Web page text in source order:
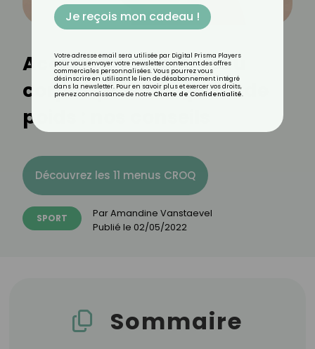
Accepter son nouveau
corps après une perte de
poids : nos conseils
Découvrez les 11 menus CROQ
SPORT ParAmandine Vanstaevel
Publié le 02/05/2022
Sommaire
Je reçois mon cadeau !
Votre adresse email sera utilisée par Digital Prisma Players
pour vous envoyer votre newsletter contenant des offres
commerciales personnalisées. Vous pourrez vous
désinscrire en utilisant le lien de désabonnement intégré
dans la newsletter. Pour en savoir plus et exercer vos droits,
prenez connaissance de notre Charte de Confidentialité.